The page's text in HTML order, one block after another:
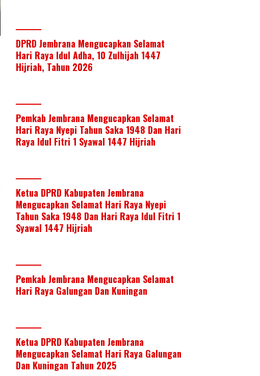
DPRD Jembrana Mengucapkan Selamat
Hari Raya Idul Adha, 10 Zulhijah 1447
Hijriah, Tahun 2026
Pemkab Jembrana Mengucapkan Selamat
Hari Raya Nyepi Tahun Saka 1948 Dan Hari
Raya Idul Fitri 1 Syawal 1447 Hijriah
Ketua DPRD Kabupaten Jembrana
Mengucapkan Selamat Hari Raya Nyepi
Tahun Saka 1948 Dan Hari Raya Idul Fitri 1
Syawal 1447 Hijriah
Pemkab Jembrana Mengucapkan Selamat
Hari Raya Galungan Dan Kuningan
Ketua DPRD Kabupaten Jembrana
Mengucapkan Selamat Hari Raya Galungan
Dan Kuningan Tahun 2025